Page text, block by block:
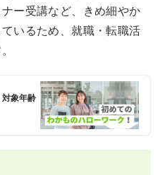
ー受講など、きめ細やか
いるため、就職・転職活
対象年齢